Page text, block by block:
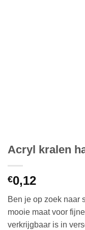
Acryl kralen
€0,12
Ben je op zoek naar
mooie maat voor
verkrijgbaar is in